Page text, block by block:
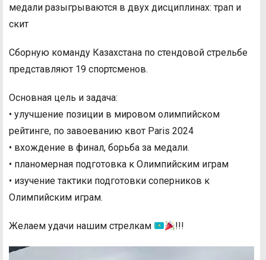
медали разыгрываются в двух дисциплинах: трап и
скит
Сборную команду Казахстана по стендовой стрельбе
представляют 19 спортсменов.
Основная цель и задача:
• улучшение позиции в мировом олимпийском
рейтинге, по завоеванию квот Paris 2024
• вхождение в финал, борьба за медали.
• планомерная подготовка к Олимпийским играм
• изучение тактики подготовки соперников к
Олимпийским играм.
Желаем удачи нашим стрелкам !!!
Видеоплеер